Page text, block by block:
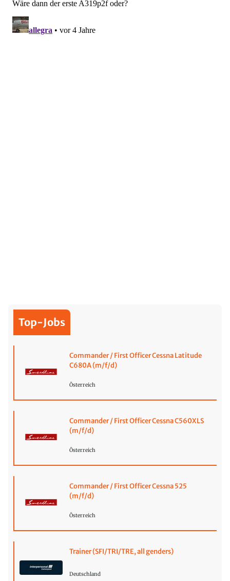
Top-Jobs
Commander / First Officer Cessna Latitude
C680A (m/f/d)
Österreich
Commander / First Officer Cessna C560XLS
(m/f/d)
Österreich
Commander / First Officer Cessna 525
(m/f/d)
Österreich
Trainer (SFI/TRI/TRE, all genders)
Deutschland